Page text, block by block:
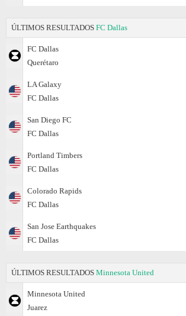
ÚLTIMOS RESULTADOS FC Dallas
FC Dallas
Querétaro
LA Galaxy
FC Dallas
San Diego FC
FC Dallas
Portland Timbers
FC Dallas
Colorado Rapids
FC Dallas
San Jose Earthquakes
FC Dallas
ÚLTIMOS RESULTADOS Minnesota United
Minnesota United
Juаrez